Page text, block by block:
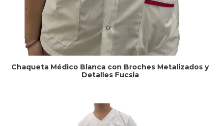
Chaqueta Médico Blanca con Broches Metalizados y
Detalles Fucsia